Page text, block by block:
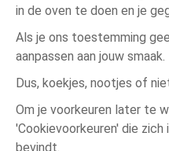
in de oven te doen en je
Als je ons toestemming
aanpassen aan jouw smaak.
Dus, koekjes, nootjes of
Om je voorkeuren later te
'Cookievoorkeuren' die
bevindt.
Milky
Coffee
Algemene